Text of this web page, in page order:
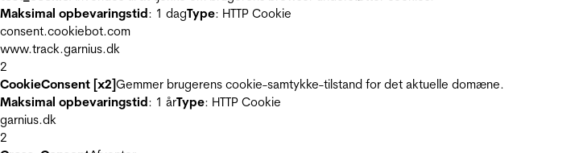
Maksimal opbevaringstid: 1 dagType: HTTP Cookie
consent.cookiebot.com
www.track.garnius.dk
2
CookieConsent [x2]Gemmer brugerens cookie-samtykke-tilstand for det aktuelle domæne.
Maksimal opbevaringstid: 1 årType: HTTP Cookie
garnius.dk
2